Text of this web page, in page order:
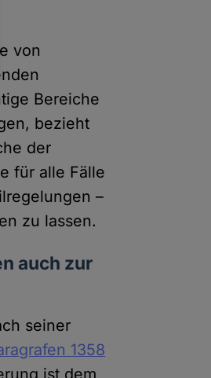
von
Bereiche
bezieht
der
für alle Fälle
–
zu lassen.
auch zur
seiner
1358